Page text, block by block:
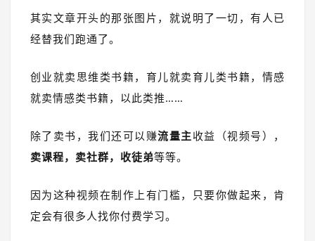
其实文章开头的那张图片，就说明了一切，有人已
经替我们跑通了。
创业就卖思维类书籍，育儿就卖育儿类书籍，情感
就卖情感类书籍，以此类推……
除了卖书，我们还可以赚流量主 收益（视频号），
卖课程，卖社群，收徒弟等等。
因为这种视频在制作上有门槛，只要你做起来，肯
定会有很多人找你付费学习。